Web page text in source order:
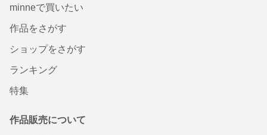
minneで買いたい
作品をさがす
ショップをさがす
ランキング
特集
作品販売について